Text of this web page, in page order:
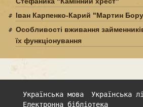
Іван Карпенко-Карий "Мартин
Особливості вживання
їх функціонування
Українська мова
Українська
Електронна бібліотека